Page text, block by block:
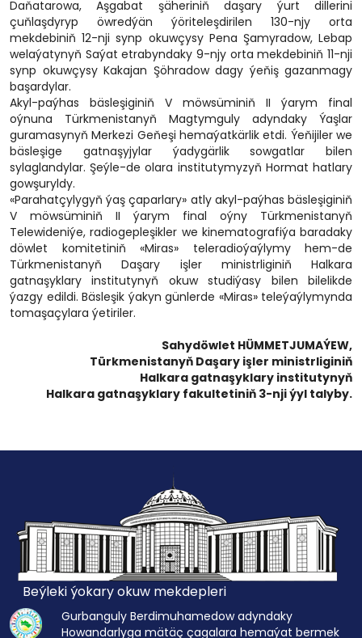
Daňatarowa, Aşgabat şäheriniň daşary ýurt dillerini
çuňlaşdyryp öwredýän ýöriteleşdirilen 130-njy orta
mekdebiniň 12-nji synp okuwçysy Pena Şamyradow, Lebap
welaýatynyň Saýat etrabyndaky 9-njy orta mekdebiniň 11-nji
synp okuwçysy Kakajan Şöhradow dagy ýeňiş gazanmagy
başardylar.
Akyl-paýhas bäsleşiginiň V möwsüminiň II ýarym final
oýnuna Türkmenistanyň Magtymguly adyndaky Ýaşlar
guramasynyň Merkezi Geňeşi hemaýatkärlik etdi. Ýeňijiler we
bäsleşige gatnaşyjylar ýadygärlik sowgatlar bilen
sylaglandylar. Şeýle-de olara institutymyzyň Hormat hatlary
gowşuryldy.
«Parahatçylygyň ýaş çaparlary» atly akyl-paýhas bäsleşiginiň
V möwsüminiň II ýarym final oýny Türkmenistanyň
Telewideniýe, radiogepleşikler we kinematografiýa baradaky
döwlet komitetiniň «Miras» teleradioýaýlymy hem-de
Türkmenistanyň Daşary işler ministrliginiň Halkara
gatnaşyklary institutynyň okuw studiýasy bilen bilelikde
ýazgy edildi. Bäsleşik ýakyn günlerde «Miras» teleýaýlymynda
tomaşaçylara ýetiriler.
Sahydöwlet HÜMMETJUMAÝEW,
Türkmenistanyň Daşary işler ministrliginiň
Halkara gatnaşyklary institutynyň
Halkara gatnaşyklary fakultetiniň 3-nji ýyl talyby.
Beýleki ýokary okuw mekdepleri
Gurbanguly Berdimuhamedow adyndaky
Howandarlyga mätäç çagalara hemaýat bermek